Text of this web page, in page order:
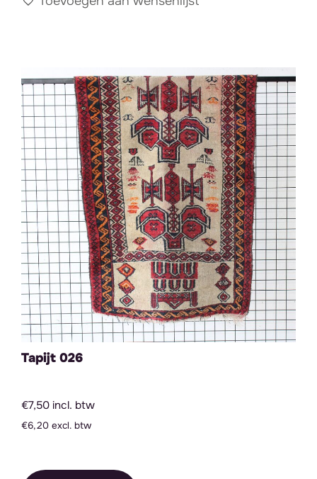
Tapijt 026
€7,50 incl. btw
€6,20 excl. btw